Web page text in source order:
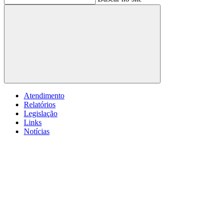
Buscar
Atendimento
Relatórios
Legislação
Links
Notícias